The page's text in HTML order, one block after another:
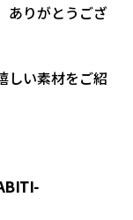
ありがとうござ
しい素材をご紹